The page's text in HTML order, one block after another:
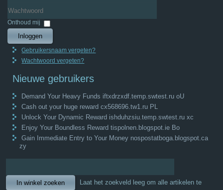
Wachtwoord
Onthoud mij
Inloggen
Gebruikersnaam vergeten?
Wachtwoord vergeten?
Nieuwe gebruikers
Demand Your Heavy Funds iftxdrzxdf.temp.swtest.ru oU
Cash out your huge reward cx568696.tw1.ru PL
Unlock Your Dynamic Reward ishduhzsiu.temp.swtest.ru xc
Enjoy Your Boundless Reward tispolnen.blogspot.ie Bo
Gain Immediate Entry to Your Money nospostatboga.blogspot.ca
zy
Laat het zoekveld leeg om alle artikelen te